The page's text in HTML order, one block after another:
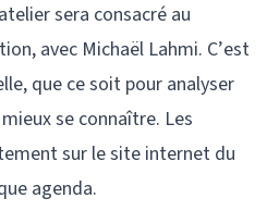
sera consacré au
avec Michaël Lahmi. C’est
que ce soit pour analyser
se connaître. Les
sur le site internet du
agenda.